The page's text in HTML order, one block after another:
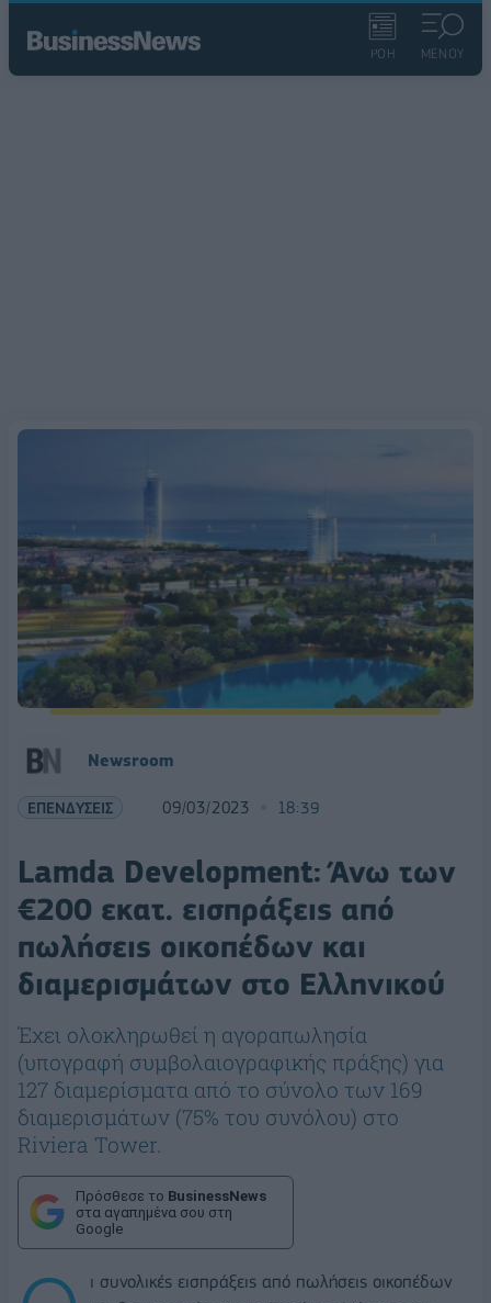
ΡΟΗ ΜΕΝΟΥ
Newsroom
ΕΠΕΝΔΥΣΕΙΣ 09/03/2023 18:39
Lamda Development: Άνω των
€200 εκατ. εισπράξεις από
πωλήσεις οικοπέδων και
διαμερισμάτων στο Ελληνικού
Έχει ολοκληρωθεί η αγοραπωλησία
(υπογραφή συμβολαιογραφικής πράξης) για
127 διαμερίσματα από το σύνολο των 169
διαμερισμάτων (75% του συνόλου) στο
Riviera Tower.
Πρόσθεσε το BusinessNews
στα αγαπημένα σου στη
Google
ι συνολικές εισπράξεις από πωλήσεις οικοπέδων